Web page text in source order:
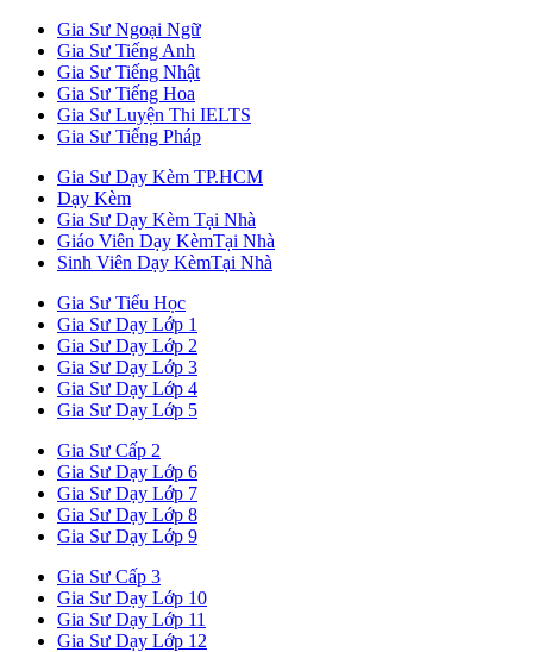
Gia Sư Ngoại Ngữ
Gia Sư Tiếng Anh
Gia Sư Tiếng Nhật
Gia Sư Tiếng Hoa
Gia Sư Luyện Thi IELTS
Gia Sư Tiếng Pháp
Gia Sư Dạy Kèm TP.HCM
Dạy Kèm
Gia Sư Dạy Kèm Tại Nhà
Giáo Viên Dạy KèmTại Nhà
Sinh Viên Dạy KèmTại Nhà
Gia Sư Tiểu Học
Gia Sư Dạy Lớp 1
Gia Sư Dạy Lớp 2
Gia Sư Dạy Lớp 3
Gia Sư Dạy Lớp 4
Gia Sư Dạy Lớp 5
Gia Sư Cấp 2
Gia Sư Dạy Lớp 6
Gia Sư Dạy Lớp 7
Gia Sư Dạy Lớp 8
Gia Sư Dạy Lớp 9
Gia Sư Cấp 3
Gia Sư Dạy Lớp 10
Gia Sư Dạy Lớp 11
Gia Sư Dạy Lớp 12